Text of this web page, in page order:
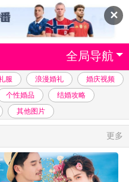
✕
全局导航
服 浪漫婚礼
婚庆视频
个性婚品
结婚攻略
其他图片
更多